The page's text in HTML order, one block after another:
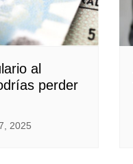
al
perder
2025